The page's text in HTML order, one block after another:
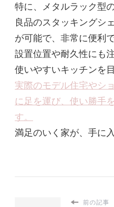
特に、メタルラック型
良品のスタッキングシ
が可能で、非常に便利で
設置位置や耐久性にも
使いやすいキッチンを
実際のモデル住宅やシ
に足を運び、使い勝手
す。
満足のいく家が、手に
前の記事